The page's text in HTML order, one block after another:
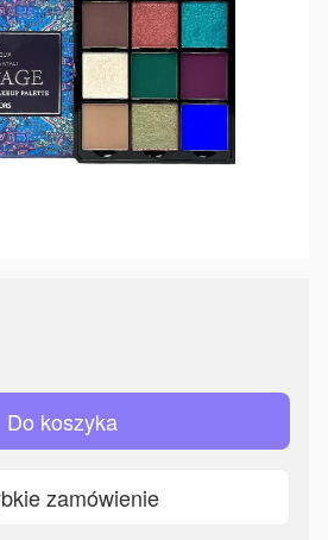
Do koszyka
zamówienie